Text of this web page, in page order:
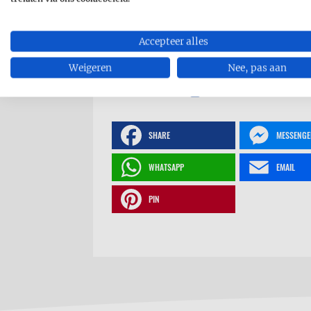
SHARE
WHATSAPP EMAIL
PIN
Accepteer alles
Weigeren Nee, pas aan